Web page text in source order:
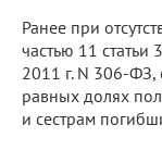
Ранее при
частью 11 статьи
2011 г. N 306-ФЗ,
равных долях
и сестрам